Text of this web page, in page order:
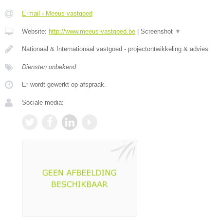
E-mail › Meeus vastgoed
Website: http://www.meeus-vastgoed.be Screenshot ▼
Nationaal & Internationaal vastgoed - projectontwikkeling & advies
Diensten onbekend
Er wordt gewerkt op afspraak.
Sociale media: